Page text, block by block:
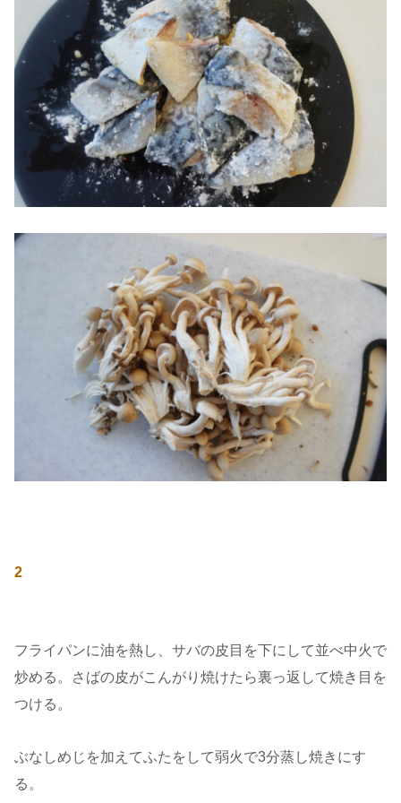
2
フライパンに油を熱し、サバの皮目を下にして並べ中火で
炒める。さばの皮がこんがり焼けたら裏っ返して焼き目を
つける。
ぶなしめじを加えてふたをして弱火で3分蒸し焼きにす
る。